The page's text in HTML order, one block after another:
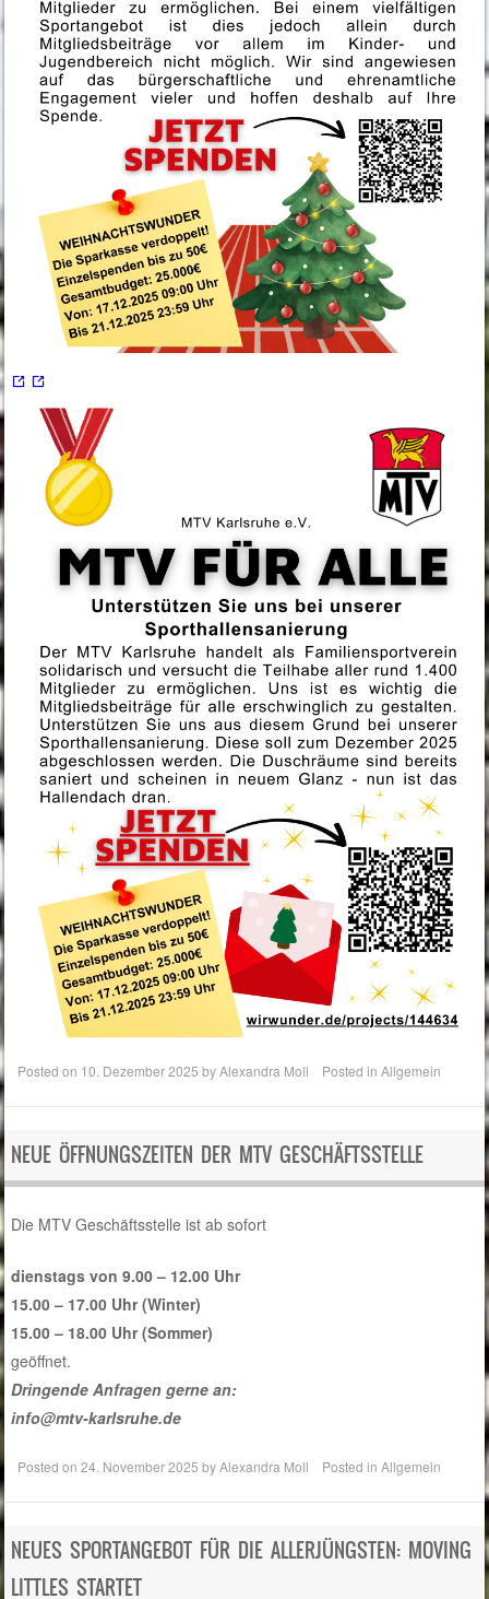
Posted on 10. Dezember 2025 byAlexandra Moll Posted inAllgemein
NEUE ÖFFNUNGSZEITEN DER MTV GESCHÄFTSSTELLE
Die MTV Geschäftsstelle ist ab sofort
dienstags von 9.00 – 12.00 Uhr
15.00 – 17.00 Uhr (Winter)
15.00 – 18.00 Uhr (Sommer)
geöffnet.
Dringende Anfragen gerne an:
info@mtv-karlsruhe.de
Posted on24. November 2025 byAlexandra Moll Posted inAllgemein
NEUES SPORTANGEBOT FÜR DIE ALLERJÜNGSTEN: MOVING
LITTLES STARTET